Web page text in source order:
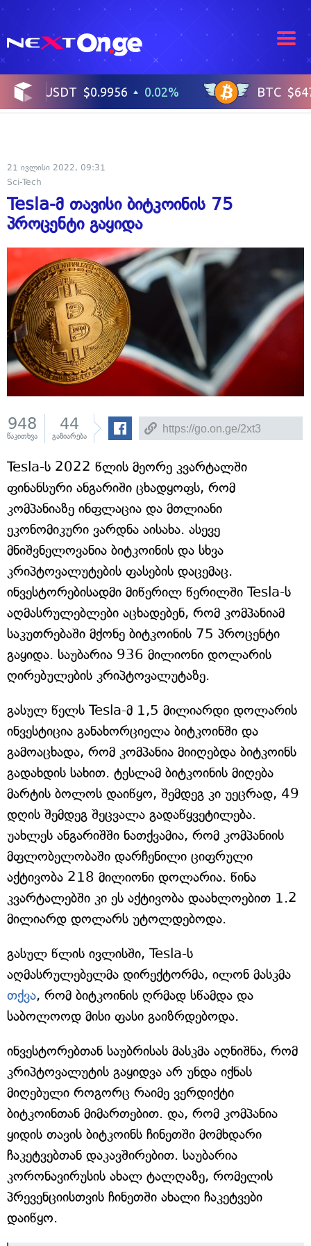
21 ივლისი 2022, 09:31
Sci-Tech
Tesla-მ თავისი ბიტკოინის 75
პროცენტი გაყიდა
948
წაკითხვა
44
გაზიარება
Tesla-ს 2022 წლის მეორე კვარტალში
ფინანსური ანგარიში ცხადყოფს, რომ
კომპანიაზე ინფლაცია და მთლიანი
ეკონომიკური ვარდნა აისახა. ასევე
მნიშვნელოვანია ბიტკოინის და სხვა
კრიპტოვალუტების ფასების დაცემაც.
ინვესტორებისადმი მიწერილ წერილში Tesla-ს
აღმასრულებლები აცხადებენ, რომ კომპანიამ
საკუთრებაში მქონე ბიტკოინის 75 პროცენტი
გაყიდა. საუბარია 936 მილიონი დოლარის
ღირებულების კრიპტოვალუტაზე.
გასულ წელს Tesla-მ 1,5 მილიარდი დოლარის
ინვესტიცია განახორციელა ბიტკოინში და
გამოაცხადა, რომ კომპანია მიიღებდა ბიტკოინს
გადახდის სახით. ტესლამ ბიტკოინის მიღება
მარტის ბოლოს დაიწყო, შემდეგ კი უეცრად, 49
დღის შემდეგ შეცვალა გადაწყვეტილება.
უახლეს ანგარიშში ნათქვამია, რომ კომპანიის
მფლობელობაში დარჩენილი ციფრული
აქტივობა 218 მილიონი დოლარია. წინა
კვარტალებში კი ეს აქტივობა დაახლოებით 1.2
მილიარდ დოლარს უტოლდებოდა.
გასულ წლის ივლისში, Tesla-ს
აღმასრულებელმა დირექტორმა, ილონ მასკმა
თქვა, რომ ბიტკოინის ღრმად სწამდა და
საბოლოოდ მისი ფასი გაიზრდებოდა.
ინვესტორებთან საუბრისას მასკმა აღნიშნა, რომ
კრიპტოვალუტის გაყიდვა არ უნდა იქნას
მიღებული როგორც რაიმე ვერდიქტი
ბიტკოინთან მიმართებით. და, რომ კომპანია
ყიდის თავის ბიტკოინს ჩინეთში მომხდარი
ჩაკეტვებთან დაკავშირებით. საუბარია
კორონავირუსის ახალ ტალღაზე, რომელის
პრევენციისთვის ჩინეთში ახალი ჩაკეტვები
დაიწყო.